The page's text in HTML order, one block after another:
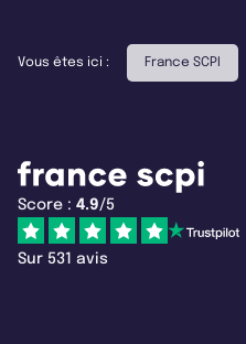
Vous êtes ici : France SCPI
Score : 4.9/5
Sur 531 avis